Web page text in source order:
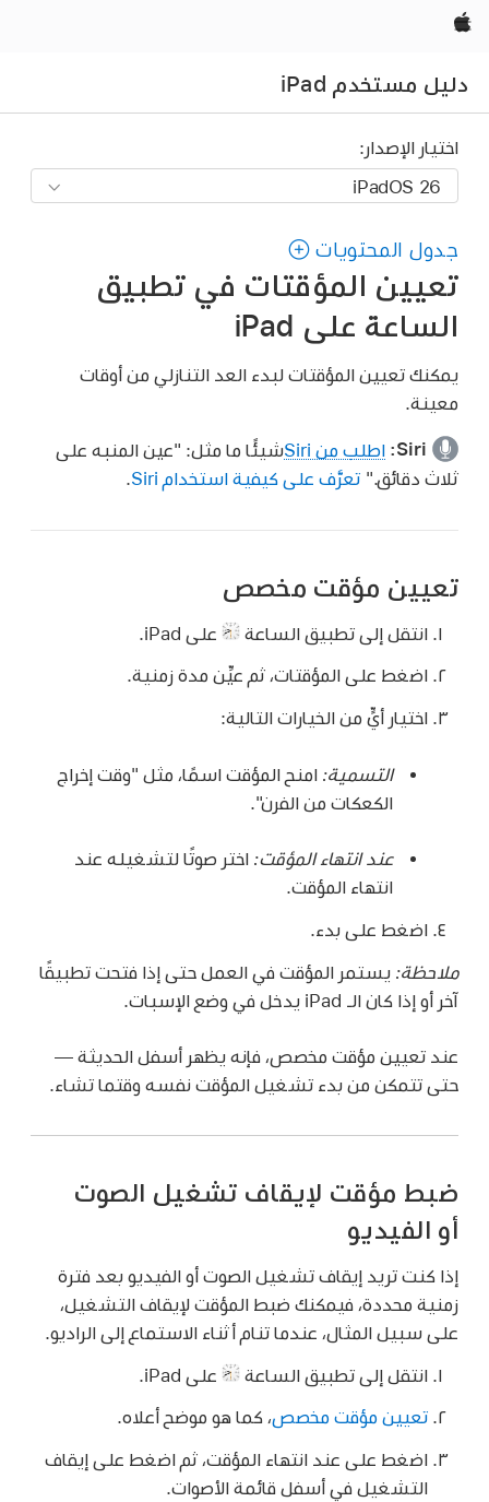
Apple‏
دليل مستخدم iPad
اختيار الإصدار:
جدول المحتويات
تعيين المؤقتات في تطبيق
الساعة على iPad
يمكنك تعيين المؤقتات لبدء العد التنازلي من أوقات
معينة.
Siri: اطلب من Siri شيئًا ما مثل: "عين المنبه على
ثلاث دقائق." تعرَّف على كيفية استخدام Siri
تعيين مؤقت مخصص
انتقل إلى تطبيق الساعة على iPad.
اضغط على المؤقتات، ثم عيِّن مدة زمنية.
اختيار أيٍّ من الخيارات التالية:
التسمية:امنح المؤقت اسمًا، مثل "وقت إخراج
الكعكات من الفرن".
عند انتهاء المؤقت:اختر صوتًا لتشغيله عند
انتهاء المؤقت.
اضغط على بدء.
ملاحظة: يستمر المؤقت في العمل حتى إذا فتحت تطبيقًا
آخر أو إذا كان الـ iPad يدخل في وضع الإسبات.
عند تعيين مؤقت مخصص، فإنه يظهر أسفل الحديثة —
حتى تتمكن من بدء تشغيل المؤقت نفسه وقتما تشاء.
ضبط مؤقت لإيقاف تشغيل الصوت
أو الفيديو
إذا كنت تريد إيقاف تشغيل الصوت أو الفيديو بعد فترة
زمنية محددة، فيمكنك ضبط المؤقت لإيقاف التشغيل،
على سبيل المثال، عندما تنام أثناء الاستماع إلى الراديو.
انتقل إلى تطبيق الساعة على iPad.
تعيين مؤقت مخصص، كما هو موضح أعلاه.
اضغط على عند انتهاء المؤقت، ثم اضغط على إيقاف
التشغيل في أسفل قائمة الأصوات.